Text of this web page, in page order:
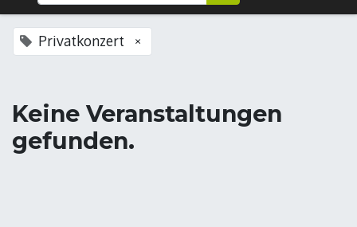
Privatkonzert ×
Keine Veranstaltungen
gefunden.